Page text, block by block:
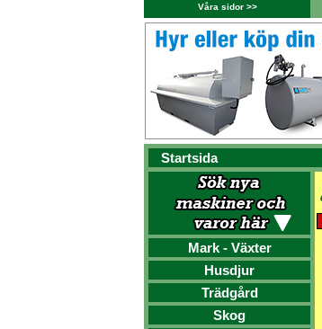
Våra sidor >>
Startsida
Mark - Växter
Husdjur
Trädgård
Skog